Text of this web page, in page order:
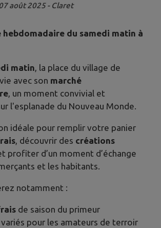
août 2025 - Claret
du samedi matin à
matin, la place du village de
avec son marché
, un moment convivial et
l'esplanade du Nouveau Monde.
idéale pour remplir votre panier
, découvrir des créations
profiter d’un moment d’échange
et les habitants.
notamment :
de saison du primeur
variés pour les amateurs de terroir